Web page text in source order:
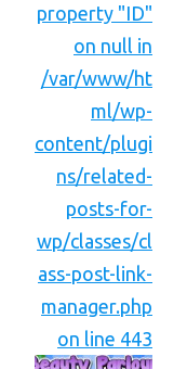
property "ID"
on null in
/var/www/ht
ml/wp-
content/plugi
ns/related-
posts-for-
wp/classes/cl
ass-post-link-
manager.php
on line 443